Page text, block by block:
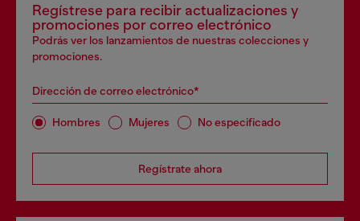
Regístrese para recibir actualizaciones y
promociones por correo electrónico
Podrás ver los lanzamientos de nuestras colecciones y
promociones.
Dirección de correo electrónico*
Hombres Mujeres No especificado
Regístrate ahora